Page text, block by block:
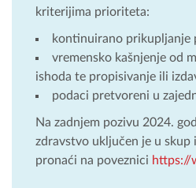
kriterijima prioriteta:
kontinuirano prikupljanje
vremensko kašnjenje od
ishoda te propisivanje ili
podaci pretvoreni u
Na zadnjem pozivu 2024.
zdravstvo uključen je u skup
pronaći na poveznici https://